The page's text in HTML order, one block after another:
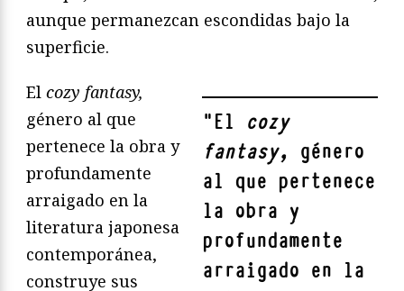
aunque permanezcan escondidas bajo la
superficie.
"El cozy
fantasy, género
al que pertenece
la obra y
profundamente
arraigado en la
El cozy fantasy,
género al que
pertenece la obra y
profundamente
arraigado en la
literatura japonesa
contemporánea,
construye sus